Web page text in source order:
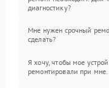
диагностику?
Мне нужен срочный
сделать?
Я хочу, чтобы мое
ремонтировали при мне.